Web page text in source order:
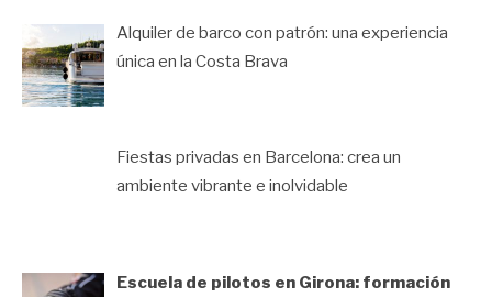
Alquiler de barco con patrón: una experiencia
única en la Costa Brava
Fiestas privadas en Barcelona: crea un
ambiente vibrante e inolvidable
Escuela de pilotos en Girona: formación